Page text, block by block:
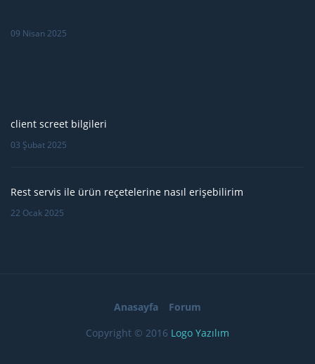
09 Nisan 2025
client screet bilgileri
03 Şubat 2025
Rest servis ile ürün reçetelerine nasıl erişebilirim
22 Ocak 2025
Anasayfa
Forum
Copyright © 2016 Logo Yazılım